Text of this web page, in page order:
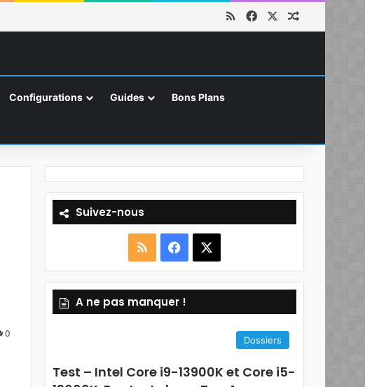
RSSFacebookArticle
Configurations Guides Bons Plans
0
Suivez-nous
RSS Facebook
A ne pas manquer !
Dossiers
Test – Intel Core i9-13900K et Core i5-